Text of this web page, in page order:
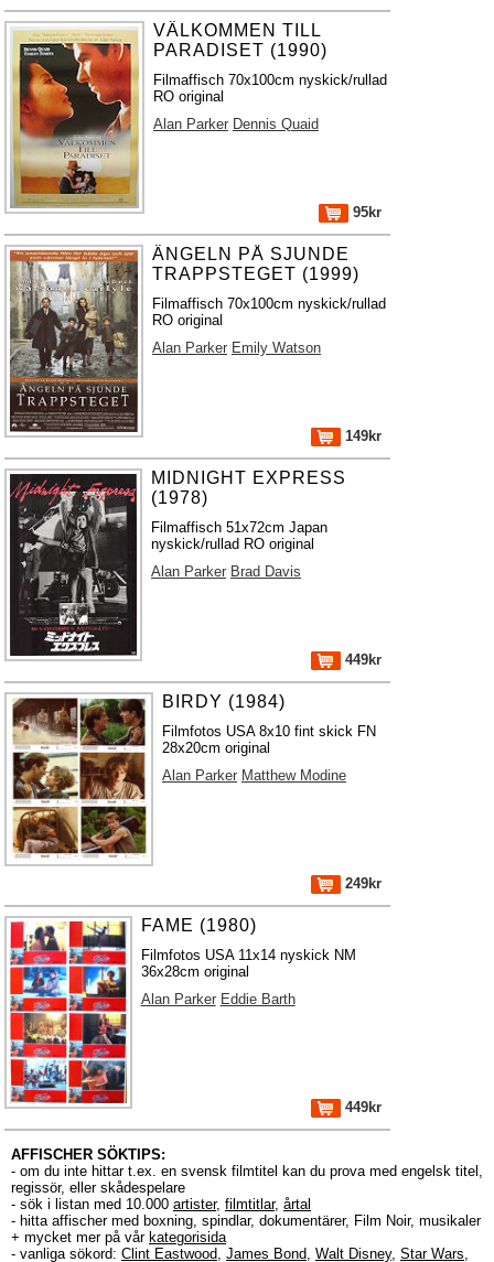
VÄLKOMMEN TILL
PARADISET (1990)
Filmaffisch 70x100cm nyskick/rullad
RO original
Alan Parker Dennis Quaid
95kr
ÄNGELN PÅ SJUNDE
TRAPPSTEGET (1999)
Filmaffisch 70x100cm nyskick/rullad
RO original
Alan Parker Emily Watson
149kr
MIDNIGHT EXPRESS
(1978)
Filmaffisch 51x72cm Japan
nyskick/rullad RO original
Alan Parker Brad Davis
449kr
BIRDY (1984)
Filmfotos USA 8x10 fint skick FN
28x20cm original
Alan Parker Matthew Modine
249kr
FAME (1980)
Filmfotos USA 11x14 nyskick NM
36x28cm original
Alan Parker Eddie Barth
449kr
AFFISCHER SÖKTIPS:
- om du inte hittar t.ex. en svensk filmtitel kan du prova med engelsk titel,
regissör, eller skådespelare
- sök i listan med 10.000 artister, filmtitlar, årtal
- hitta affischer med boxning, spindlar, dokumentärer, Film Noir, musikaler
+ mycket mer på vår kategorisida
- vanliga sökord: Clint Eastwood, James Bond, Walt Disney, Star Wars,